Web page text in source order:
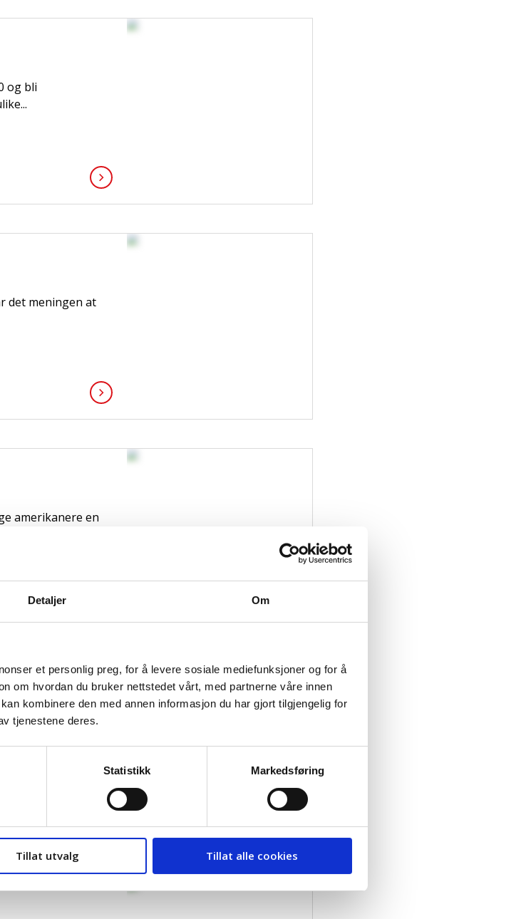
Detaljer Om
et personlig preg, for å levere sosiale mediefunksjoner og for å
om hvordan du bruker nettstedet vårt, med partnerne våre innen
kombinere den med annen informasjon du har gjort tilgjengelig for
tjenestene deres.
Statistikk Markedsføring
Tillat utvalg Tillat alle cookies
og bli
det meningen at
amerikanere en
over som